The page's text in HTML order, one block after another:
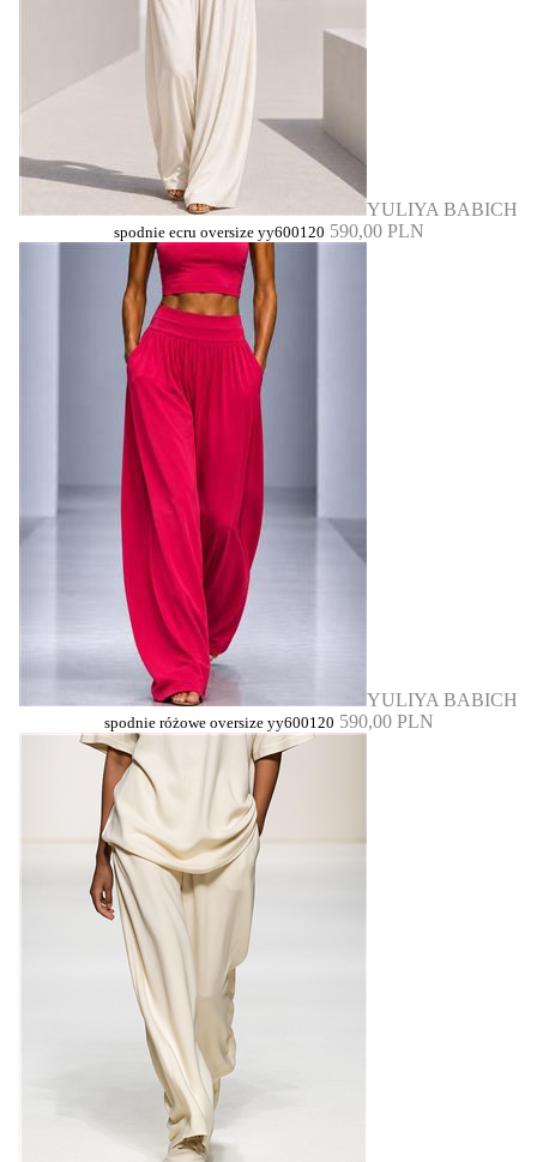
YULIYA BABICH
spodnie ecru oversize yy600120 590,00 PLN
YULIYA BABICH
spodnie różowe oversize yy600120 590,00 PLN